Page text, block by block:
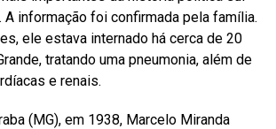
informação foi confirmada pela família.
ele estava internado há cerca de 20
tratando uma pneumonia, além de
e renais.
(MG), em 1938, Marcelo Miranda